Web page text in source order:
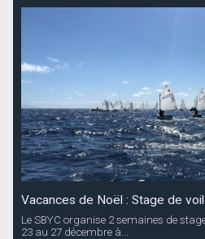
Vacances de Noël : Stage de
Le SBYC organise 2 semaines de
23 au 27 décembre à...